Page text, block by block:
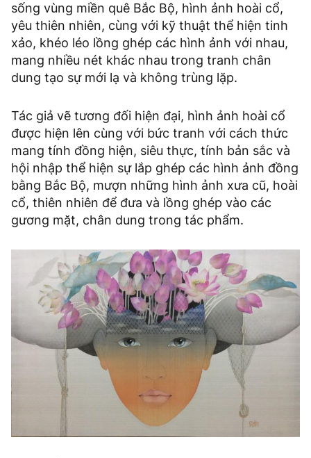
sống vùng miền quê Bắc Bộ, hình ảnh hoài cổ,
yêu thiên nhiên, cùng với kỹ thuật thể hiện tinh
xảo, khéo léo lồng ghép các hình ảnh với nhau,
mang nhiều nét khác nhau trong tranh chân
dung tạo sự mới lạ và không trùng lặp.
Tác giả vẽ tương đối hiện đại, hình ảnh hoài cổ
được hiện lên cùng với bức tranh với cách thức
mang tính đồng hiện, siêu thực, tính bản sắc và
hội nhập thể hiện sự lắp ghép các hình ảnh đồng
bằng Bắc Bộ, mượn những hình ảnh xưa cũ, hoài
cổ, thiên nhiên để đưa và lồng ghép vào các
gương mặt, chân dung trong tác phẩm.